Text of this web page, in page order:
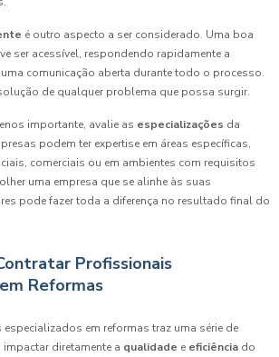
é outro aspecto a ser considerado. Uma boa
ser acessível, respondendo rapidamente a
comunicação aberta durante todo o processo.
de qualquer problema que possa surgir.
importante, avalie as especializações da
podem ter expertise em áreas específicas,
comerciais ou em ambientes com requisitos
uma empresa que se alinhe às suas
pode fazer toda a diferença no resultado final do
Profissionais
Reformas
em reformas traz uma série de
diretamente a qualidade e eficiência do